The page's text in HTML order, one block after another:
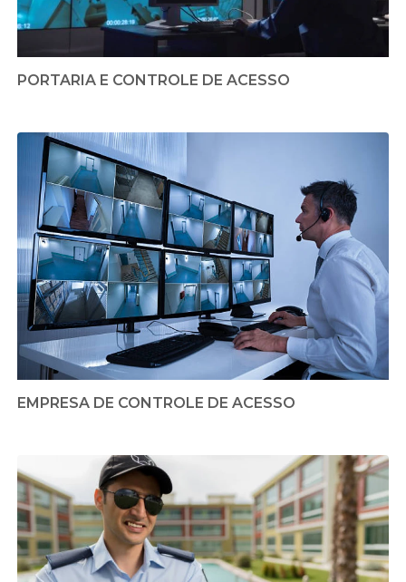
PORTARIA E CONTROLE DE ACESSO
EMPRESA DE CONTROLE DE ACESSO